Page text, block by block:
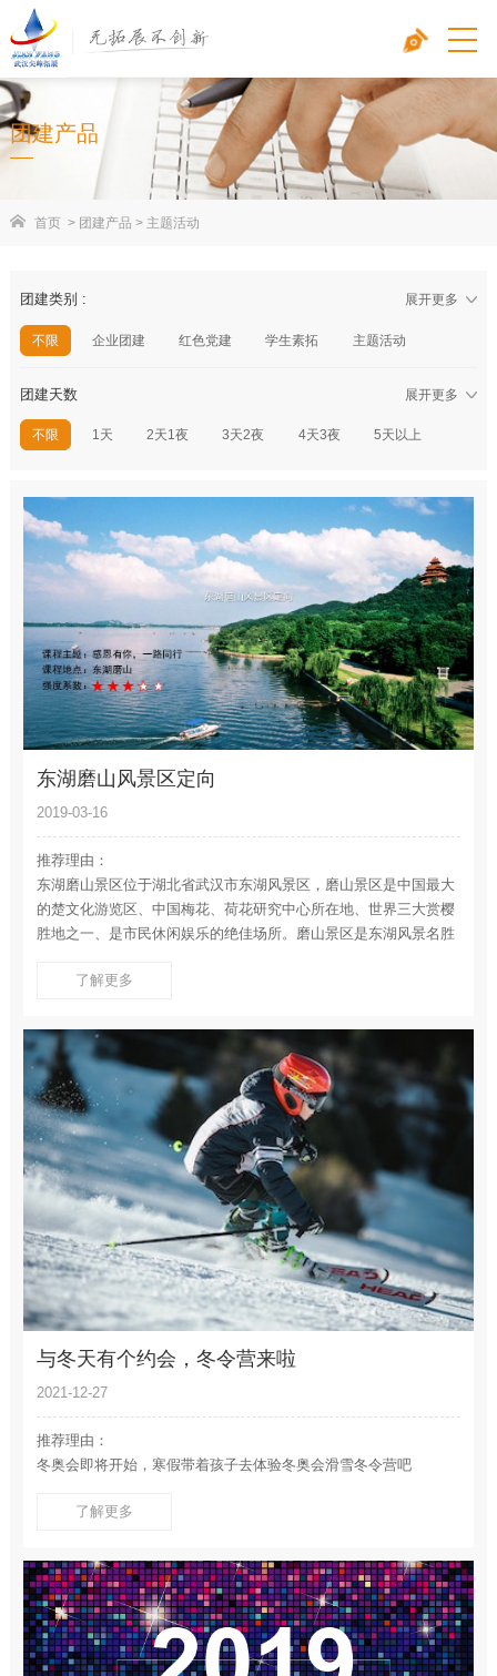
团建产品
首页> 团建产品 > 主题活动
团建类别 : 展开更多
不限 企业团建 红色党建 学生素拓 主题活动
团建天数
:/zhutihuodong/1
展开更多
不限 1天 2天1夜 3天2夜 4天3夜 5天以上
东湖磨山风景区定向
2019-03-16
推荐理由：
东湖磨山景区位于湖北省武汉市东湖风景区，磨山景区是中国最大
的楚文化游览区、中国梅花、荷花研究中心所在地、世界三大赏樱
胜地之一、是市民休闲娱乐的绝佳场所。磨山景区是东湖风景名胜
12平方公里。春樱、夏荷、秋桂、冬梅、四季花开不断，除了四季
了解更多
与冬天有个约会，冬令营来啦
2021-12-27
推荐理由：
冬奥会即将开始，寒假带着孩子去体验冬奥会滑雪冬令营吧
了解更多